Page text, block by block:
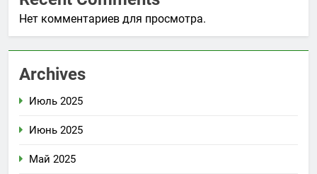
Нет комментариев для просмотра.
Archives
Июль 2025
Июнь 2025
Май 2025